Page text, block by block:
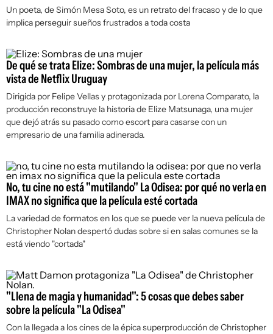
Un poeta, de Simón Mesa Soto, es un retrato del fracaso y de lo que
implica perseguir sueños frustrados a toda costa
De qué se trata Elize: Sombras de una mujer, la película más
vista de Netflix Uruguay
Dirigida por Felipe Vellas y protagonizada por Lorena Comparato, la
producción reconstruye la historia de Elize Matsunaga, una mujer
que dejó atrás su pasado como escort para casarse con un
empresario de una familia adinerada.
No, tu cine no está "mutilando" La Odisea: por qué no verla en
IMAX no significa que la película esté cortada
La variedad de formatos en los que se puede ver la nueva película de
Christopher Nolan despertó dudas sobre si en salas comunes se la
está viendo "cortada"
"Llena de magia y humanidad": 5 cosas que debes saber
sobre la película "La Odisea"
Con la llegada a los cines de la épica superproducción de Christopher